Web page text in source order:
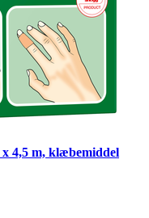
x 4,5 m, klæbemiddel